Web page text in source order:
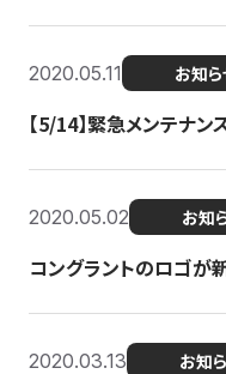
2020.05.11 お知ら
【5/14】緊急メンテナン
2020.05.02 お知
コングラントのロゴが
2020.03.13 お知